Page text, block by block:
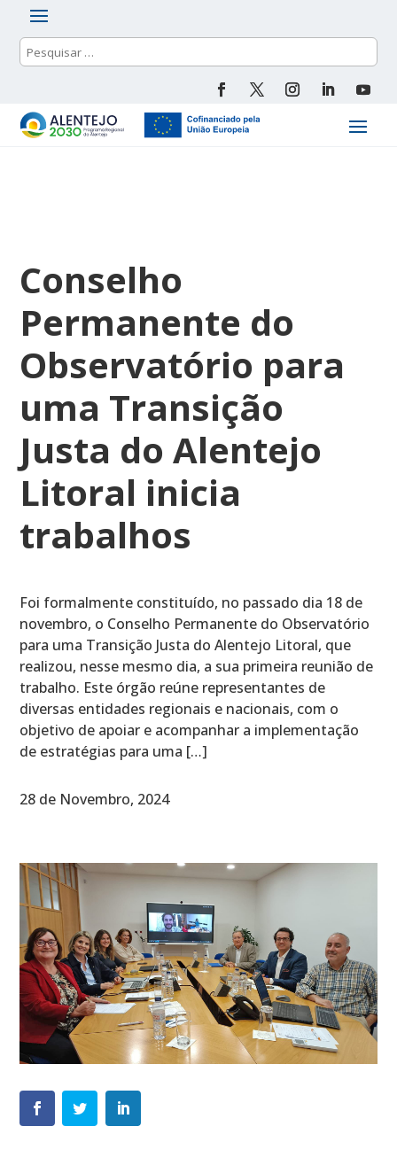
Conselho
Permanente do
Observatório para
uma Transição
Justa do Alentejo
Litoral inicia
trabalhos
Foi formalmente constituído, no passado dia 18 de
novembro, o Conselho Permanente do Observatório
para uma Transição Justa do Alentejo Litoral, que
realizou, nesse mesmo dia, a sua primeira reunião de
trabalho. Este órgão reúne representantes de
diversas entidades regionais e nacionais, com o
objetivo de apoiar e acompanhar a implementação
de estratégias para uma […]
28 de Novembro, 2024